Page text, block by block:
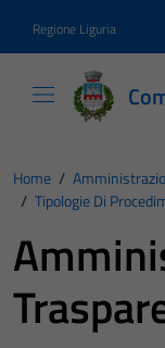
Regione Liguria
Home /
/ Tipologie Di